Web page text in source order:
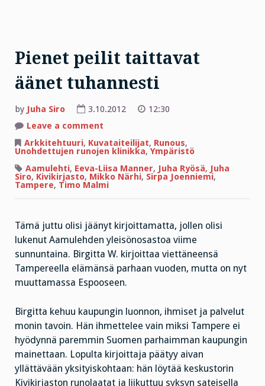
Pienet peilit taittavat
äänet tuhannesti
by Juha Siro 3.10.2012
12:30
Leave a comment
peilit
taittavat
tuhannesti
Arkkitehtuuri, Kuvataiteilijat, Runous,
Unohdettujen runojen klinikka, Ympäristö
Aamulehti, Eeva-Liisa Manner, Juha Ryösä, Juha
Siro, Kivikirjasto, Mikko Närhi, Sirpa Joenniemi,
Tampere, Timo Malmi
Tämä juttu olisi jäänyt kirjoittamatta, jollen olisi
lukenut Aamulehden yleisönosastoa viime
sunnuntaina. Birgitta W. kirjoittaa viettäneensä
Tampereella elämänsä parhaan vuoden, mutta on nyt
muuttamassa Espooseen.
Birgitta kehuu kaupungin luonnon, ihmiset ja palvelut
monin tavoin. Hän ihmettelee vain miksi Tampere ei
hyödynnä paremmin Suomen parhaimman kaupungin
mainettaan. Lopulta kirjoittaja päätyy aivan
yllättävään yksityiskohtaan: hän löytää keskustorin
Kivikirjaston runolaatat ja liikuttuu syksyn sateisella